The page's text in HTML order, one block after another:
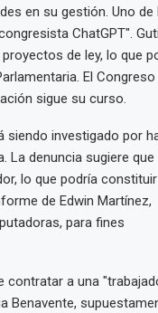
en su gestión. Uno de
ChatGPT".
de ley, lo que
El Congreso
sigue su curso.
siendo investigado por
denuncia sugiere que
lo que podría
de Edwin Martínez,
para fines
contratar a una
Benavente,